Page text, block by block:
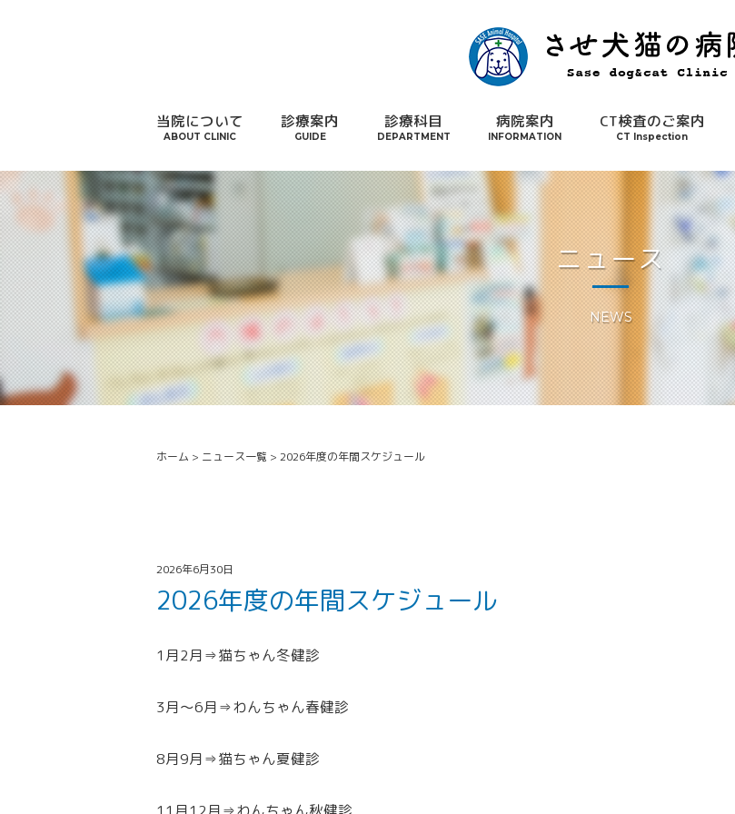
当院について
ABOUT CLINIC
診療案内
GUIDE
診療科目
DEPARTMENT
病院案内
INFORMATION
CT検査のご案内
CT Inspection
ニュース
NEWS
ホーム > ニュース一覧 > 2026年度の年間スケジュール
2026年6月30日
2026年度の年間スケジュール
1月2月⇒猫ちゃん冬健診
3月～6月⇒わんちゃん春健診
8月9月⇒猫ちゃん夏健診